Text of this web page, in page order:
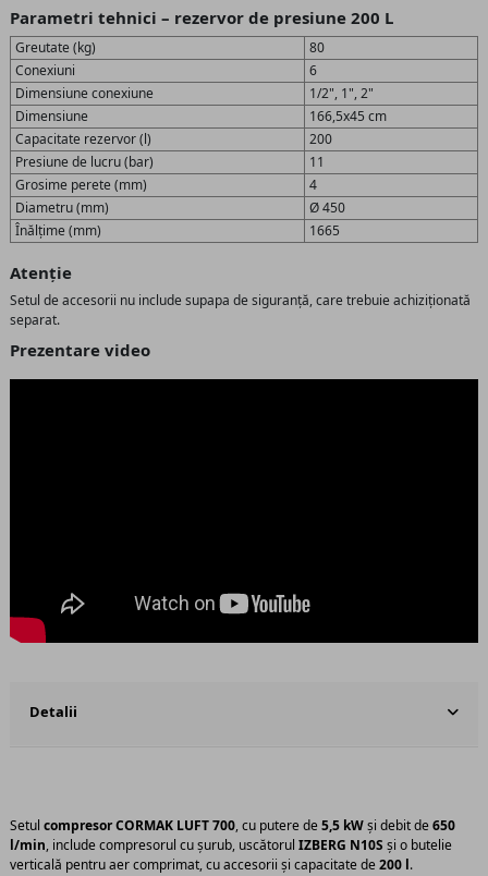
Parametri tehnici – rezervor de presiune 200 L
Greutate (kg)
80
Conexiuni
6
Dimensiune conexiune
1/2", 1", 2"
Dimensiune
166,5x45 cm
Capacitate rezervor (l)
200
Presiune de lucru (bar)
11
Grosime perete (mm)
4
Diametru (mm)
Ø 450
Înălțime (mm)
1665
Atenție
Setul de accesorii nu include supapa de siguranță, care trebuie achiziționată
separat.
Prezentare video
Detalii
Setul compresor CORMAK LUFT 700, cu putere de5,5 kWși debit de650
l/min, include compresorul cu șurub, uscătorul IZBERG N10S și o butelie
verticală pentru aer comprimat, cu accesorii și capacitate de200 l.